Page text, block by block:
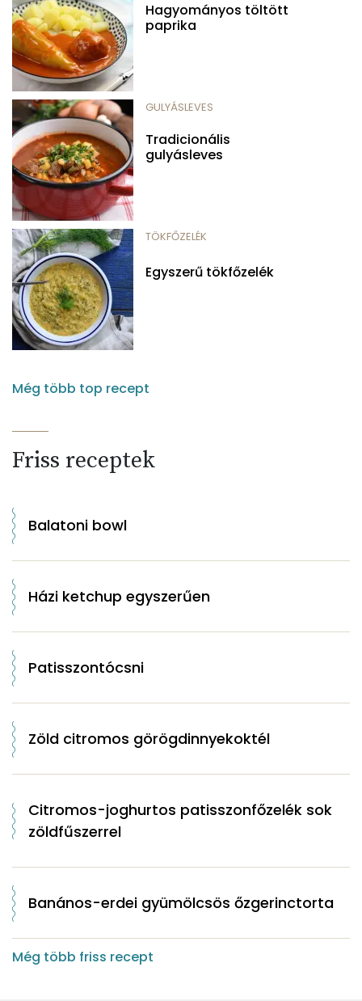
Hagyományos töltött
paprika
GULYÁSLEVES
Tradicionális
gulyásleves
TÖKFŐZELÉK
Egyszerű tökfőzelék
Még több top recept
Friss receptek
Balatoni bowl
Házi ketchup egyszerűen
Patisszontócsni
Zöld citromos görögdinnyekoktél
Citromos-joghurtos patisszonfőzelék sok
zöldfűszerrel
Banános-erdei gyümölcsös őzgerinctorta
Még több friss recept